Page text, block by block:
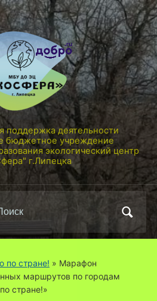
поддержка деятельности
бюджетное учреждение
экологический центр
г.Липецка
по стране! » Марафон
маршрутов по городам
стране!»